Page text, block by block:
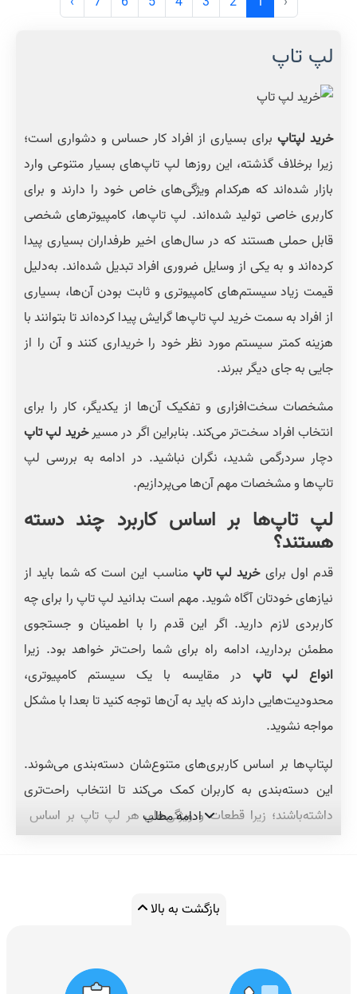
لپ تاپ
خرید لپتاپبرای بسیاری از افراد کار حساس و دشواری است؛
زیرا برخلاف گذشته، این روزها لپ تاپ‌های بسیار متنوعی وارد
بازار شده‌اند که هرکدام ویژگی‌های خاص خود را دارند و برای
کاربری خاصی تولید شده‌اند. لپ تاپ‌ها، کامپیوترهای شخصی
قابل حملی هستند که در سال‌های اخیر طرفداران بسیاری پیدا
کرده‌اند و به یکی از وسایل ضروری افراد تبدیل شده‌اند. به‌دلیل
قیمت زیاد سیستم‌های کامپیوتری و ثابت بودن آن‌ها، بسیاری
از افراد به سمت خرید لپ تاپ‌ها گرایش پیدا کرده‌اند تا بتوانند با
هزینه کمتر سیستم مورد نظر خود را خریداری کنند و آن را از
جایی به جای دیگر ببرند.
مشخصات سخت‌افزاری و تفکیک آن‌ها از یکدیگر، کار را برای
انتخاب افراد سخت‌تر می‌کند. بنابراین اگر در مسیرخرید لپ تاپ
دچار سردرگمی شدید، نگران نباشید. در ادامه به بررسی لپ
تاپ‌ها و مشخصات مهم آن‌ها می‌پردازیم.
لپ تاپ‌ها بر اساس کاربرد چند دسته
هستند؟
قدم اول برایخرید لپ تاپ مناسب این است که شما باید از
نیازهای خودتان آگاه شوید. مهم است بدانید لپ تاپ را برای چه
کاربردی لازم دارید. اگر این قدم را با اطمینان و جستجوی
مطمئن بردارید، ادامه راه برای شما راحت‌تر خواهد بود. زیرا
انواع لپ تاپ در مقایسه با یک سیستم کامپیوتری،
محدودیت‌هایی دارند که باید به آن‌ها توجه کنید تا بعدا با مشکل
مواجه نشوید.
لپتاپ‌ها بر اساس کاربری‌های متنوع‌شان دسته‌بندی می‌شوند.
این دسته‌بندی به کاربران کمک می‌کند تا انتخاب راحت‌تری
داشته‌باشند؛ زیرا قطعات و ویژگی‌های هر لپ تاپ بر اساس
کاربری متفاوت است.
مناسب است که فقط روزی چند ساعت با لپ تاپ خود به
قدرتمند و عملکرد بالا احتیاج ندارند.
قیمت لپ تاپاین سری در
ادامه مطلب
بازگشت به بالا